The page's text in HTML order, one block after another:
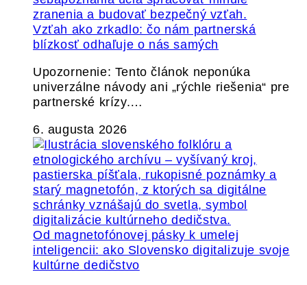
Vzťah ako zrkadlo: čo nám partnerská
blízkosť odhaľuje o nás samých
Upozornenie: Tento článok neponúka
univerzálne návody ani „rýchle riešenia“ pre
partnerské krízy.…
6. augusta 2026
Od magnetofónovej pásky k umelej
inteligencii: ako Slovensko digitalizuje svoje
kultúrne dedičstvo